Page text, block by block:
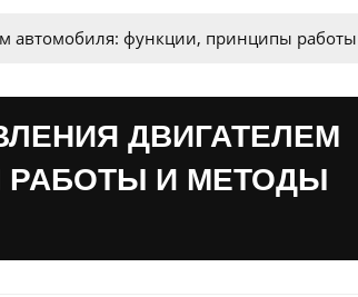
автомобиля: функции, принципы
ДВИГАТЕЛЕМ
РАБОТЫ И МЕТОДЫ